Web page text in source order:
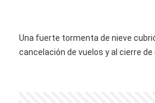
Una fuerte tormenta de nieve
cancelación de vuelos y al cierre